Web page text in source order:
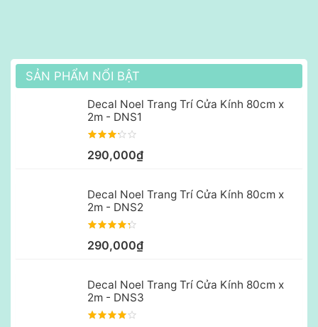
SẢN PHẨM NỔI BẬT
Decal Noel Trang Trí Cửa Kính 80cm x
2m - DNS1
290,000₫
Decal Noel Trang Trí Cửa Kính 80cm x
2m - DNS2
290,000₫
Decal Noel Trang Trí Cửa Kính 80cm x
2m - DNS3